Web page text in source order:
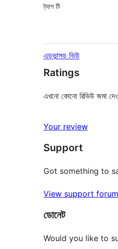
ট্যাগ টি
এডভান্সড ভিউ
Ratings
এখনো কোনো রিভিউ জমা
Your review
Support
Got something to
View support forum
ডোনেট
Would you like to